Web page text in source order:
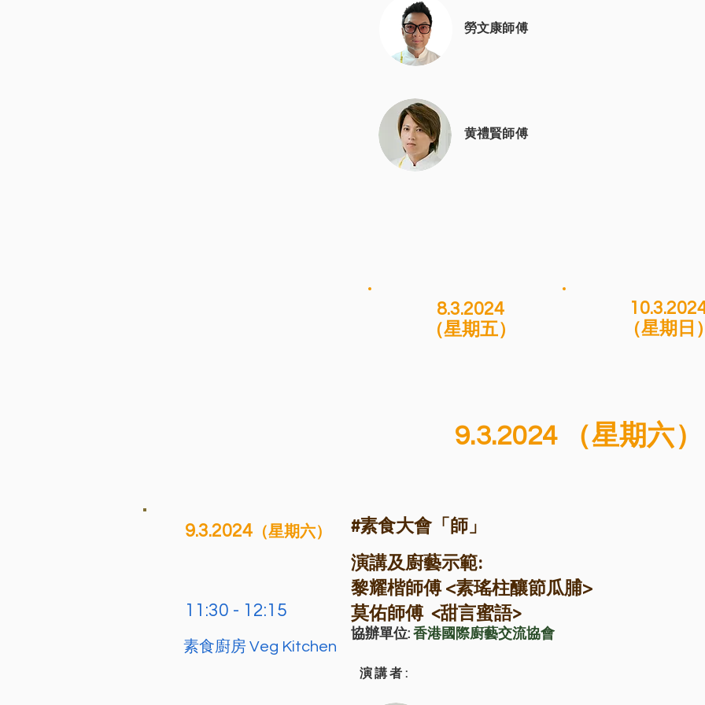
勞文康師傅
黄禮賢師傅
8.3.2024
（星期五）
（星期日
9.3.2024 （星期六）
#素食大會「師」
演講及廚藝示範:
黎耀楷師傅 <素瑤柱釀節瓜脯>
莫佑師傅 <甜言蜜語>
協辦單位: 香港國際廚藝交流協會
演講者:
9.3.2024 （星期六）
11:30 - 12:15
素食廚房 Veg Kitchen